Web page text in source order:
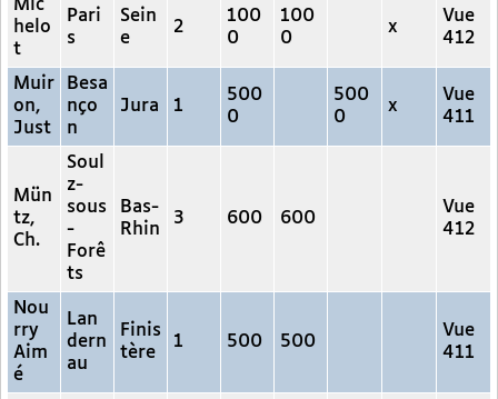
Mic
helo
t
Pari
s
Sein
e
2
100
0
100
0
x
Vue
412
Muir
on,
Just
Besa
nço
n
Jura 1
500
0
500
0
x
Vue
411
Mün
tz,
Ch.
Soul
z-
sous
-
Forê
ts
Bas-
Rhin
3 600 600
Vue
412
Nou
rry
Aim
é
Lan
dern
au
Finis
tère
1 500 500
Vue
411